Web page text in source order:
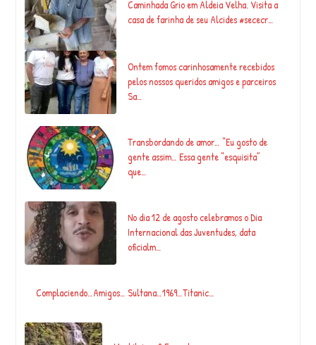
Caminhada Grio em Aldeia Velha. Visita a
casa de farinha de seu Alcides #sececr…
Ontem fomos carinhosamente recebidos
pelos nossos queridos amigos e parceiros
Sa…
Transbordando de amor… “Eu gosto de
gente assim… Essa gente “esquisita”
que…
No dia 12 de agosto celebramos o Dia
Internacional das Juventudes, data
oficialm…
Complaciendo…Amigos… Sultana…1969…Titanic…